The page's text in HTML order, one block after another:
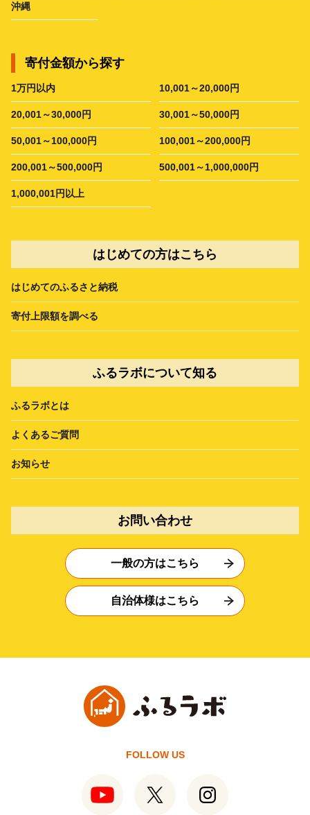
沖縄
寄付金額から探す
1万円以内 10,001～20,000円
20,001～30,000円 30,001～50,000円
50,001～100,000円 100,001～200,000円
200,001～500,000円 500,001～1,000,000円
1,000,001円以上
はじめての方はこちら
はじめてのふるさと納税
寄付上限額を調べる
ふるラボについて知る
ふるラボとは
よくあるご質問
お知らせ
お問い合わせ
一般の方はこちら
自治体様はこちら
FOLLOW US